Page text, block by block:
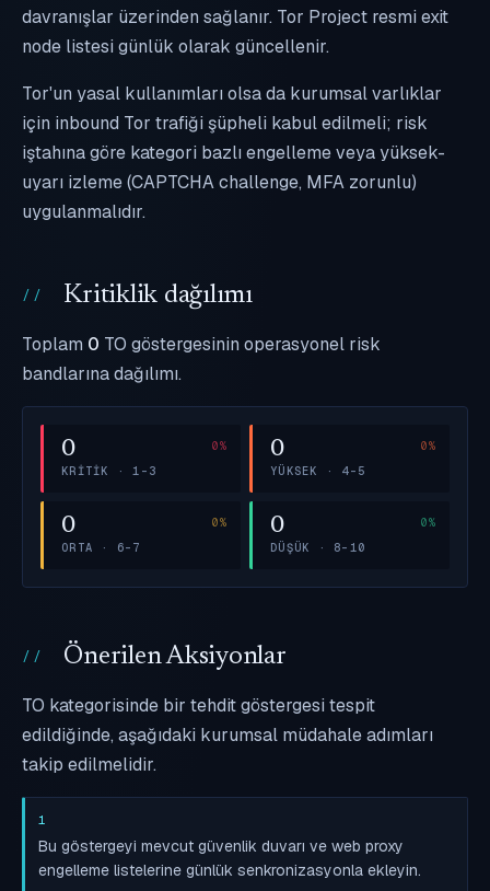
davranışlar üzerinden sağlanır. Tor Project resmi exit
node listesi günlük olarak güncellenir.
Tor'un yasal kullanımları olsa da kurumsal varlıklar
için inbound Tor trafiği şüpheli kabul edilmeli; risk
iştahına göre kategori bazlı engelleme veya yüksek-
uyarı izleme (CAPTCHA challenge, MFA zorunlu)
uygulanmalıdır.
Kritiklik dağılımı
Toplam 0 TO göstergesinin operasyonel risk
bandlarına dağılımı.
0
KRITIK · 1–3
0
YÜKSEK · 4–5
0
ORTA · 6–7
0
DÜŞÜK · 8–10
Önerilen Aksiyonlar
TO kategorisinde bir tehdit göstergesi tespit
edildiğinde, aşağıdaki kurumsal müdahale adımları
takip edilmelidir.
1
Bu göstergeyi mevcut güvenlik duvarı ve web proxy
engelleme listelerine günlük senkronizasyonla ekleyin.